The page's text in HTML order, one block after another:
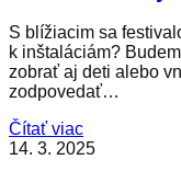
S blížiacim sa
k inštaláciám?
zobrať aj deti alebo
zodpovedať…
Čítať viac
14. 3. 2025